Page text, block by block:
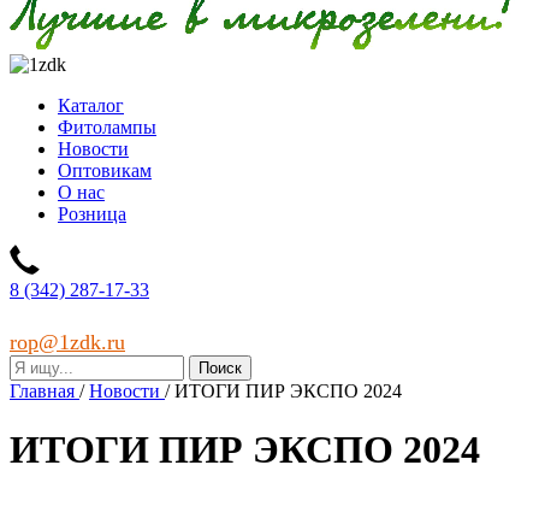
Каталог
Фитолампы
Новости
Оптовикам
О нас
Розница
8 (342) 287-17-33
rop@1zdk.ru
Главная /Новости /ИТОГИ ПИР ЭКСПО 2024
ИТОГИ ПИР ЭКСПО 2024